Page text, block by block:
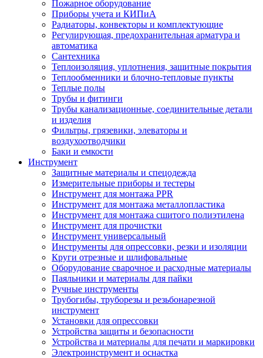
Пожарное оборудование
Приборы учета и КИПиА
Радиаторы, конвекторы и комплектующие
Регулирующая, предохранительная арматура и
автоматика
Сантехника
Теплоизоляция, уплотнения, защитные покрытия
Теплообменники и блочно-тепловые пункты
Теплые полы
Трубы и фитинги
Трубы канализационные, соединительные детали
и изделия
Фильтры, грязевики, элеваторы и
воздухоотводчики
Баки и емкости
Инструмент
Защитные материалы и спецодежда
Измерительные приборы и тестеры
Инструмент для монтажа PPR
Инструмент для монтажа металлопластика
Инструмент для монтажа сшитого полиэтилена
Инструмент для прочистки
Инструмент универсальный
Инструменты для опрессовки, резки и изоляции
Круги отрезные и шлифовальные
Оборудование сварочное и расходные материалы
Паяльники и материалы для пайки
Ручные инструменты
Трубогибы, труборезы и резьбонарезной
инструмент
Установки для опрессовки
Устройства защиты и безопасности
Устройства и материалы для печати и маркировки
Электроинструмент и оснастка